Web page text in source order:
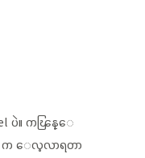
ပဲ။ ကၽြန္ေ
က ေလ့လာရတာ